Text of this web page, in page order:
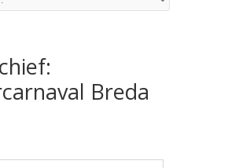
Breda